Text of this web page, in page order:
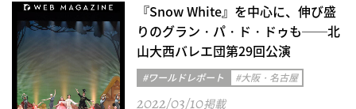
『Snow White』を中心に、伸び盛
りのグラン・パ・ド・ドゥも──北
山大西バレエ団第29回公演
#ワールドレポート #大阪・名古屋
2022/03/10掲載